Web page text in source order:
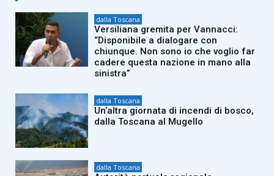
dalla Toscana
Versiliana gremita per Vannacci:
“Disponibile a dialogare con
chiunque. Non sono io che voglio far
cadere questa nazione in mano alla
sinistra”
dalla Toscana
Un’altra giornata di incendi di bosco,
dalla Toscana al Mugello
dalla Toscana